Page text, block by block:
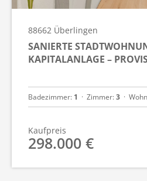
88662 Überlingen
SANIERTE
KAPITALANLAGE –
Badezimmer: 1 · Zimmer:3 ·
Kaufpreis
298.000 €